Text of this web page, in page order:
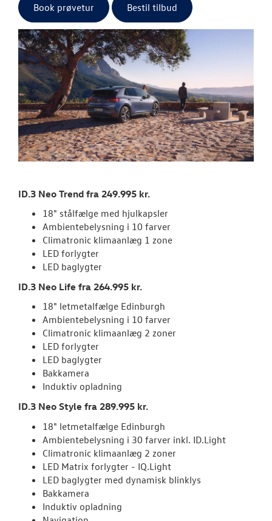
BRUGTE BILER
SKADECENTER
TILBEHØR
RESERVEDELE
Book prøvetur Bestil tilbud
ID.3 Neo Trend fra 249.995 kr.
18" stålfælge med hjulkapsler
Ambientebelysning i 10 farver
Climatronic klimaanlæg 1 zone
LED forlygter
LED baglygter
ID.3 Neo Life fra 264.995 kr.
18" letmetalfælge Edinburgh
Ambientebelysning i 10 farver
Climatronic klimaanlæg 2 zoner
LED forlygter
LED baglygter
Bakkamera
Induktiv opladning
ID.3 Neo Style fra 289.995 kr.
18" letmetalfælge Edinburgh
Ambientebelysning i 30 farver inkl. ID.Light
Climatronic klimaanlæg 2 zoner
LED Matrix forlygter - IQ.Light
LED baglygter med dynamisk blinklys
Bakkamera
Induktiv opladning